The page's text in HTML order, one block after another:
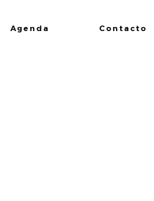
Agenda Contacto